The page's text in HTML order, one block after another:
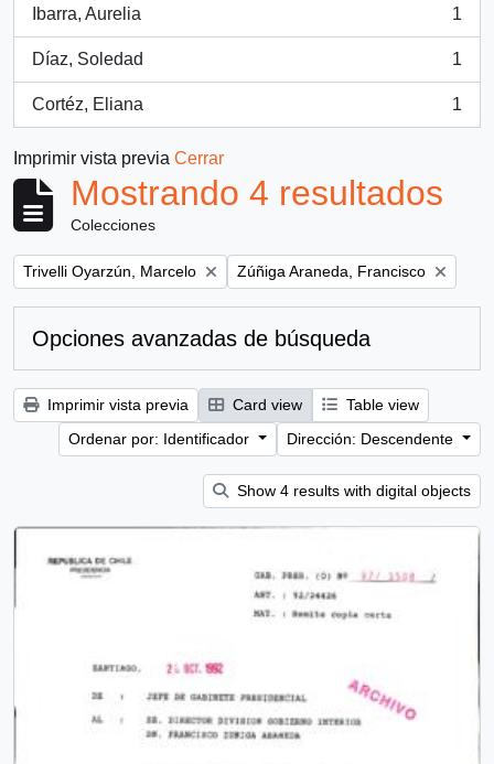
Ibarra, Aurelia
, 1 resultados
1
Díaz, Soledad
, 1 resultados
1
Cortéz, Eliana
, 1 resultados
1
Imprimir vista previa Cerrar
Mostrando 4 resultados
Colecciones
Remove filter:
Trivelli Oyarzún, Marcelo Remove filter:
Zúñiga Araneda, Francisco
Opciones avanzadas de búsqueda
Imprimir vista previa Card view
Table view
Ordenar por: Identificador
Dirección: Descendente
Show 4 results with digital objects